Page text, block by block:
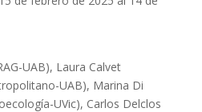
UAB), Laura Calvet
UAB), Marina Di
UVic), Carlos Delclos